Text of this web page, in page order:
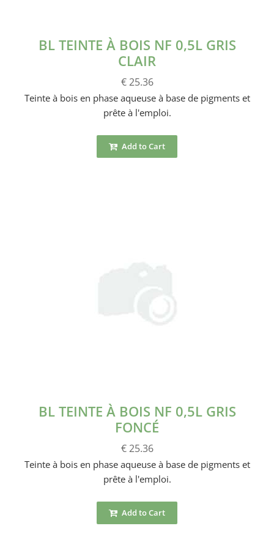
BL TEINTE À BOIS NF 0,5L GRIS
CLAIR
€ 25.36
Teinte à bois en phase aqueuse à base de pigments et
prête à l'emploi.
Add to Cart
BL TEINTE À BOIS NF 0,5L GRIS
FONCÉ
€ 25.36
Teinte à bois en phase aqueuse à base de pigments et
prête à l'emploi.
Add to Cart